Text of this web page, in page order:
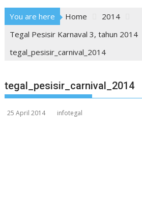
You are here Home
2014
Tegal Pesisir Karnaval 3, tahun 2014
tegal_pesisir_carnival_2014
tegal_pesisir_carnival_2014
25 April 2014 infotegal